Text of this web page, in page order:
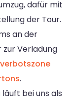
dafür mit
der Tour.
an der
zur Verladung
.
bei uns als